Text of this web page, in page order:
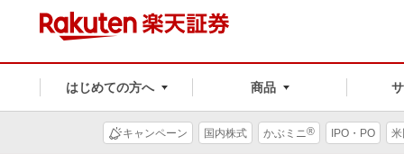
はじめての方へ 商品
キャンペーン 国内株式 かぶミニ® IPO・PO